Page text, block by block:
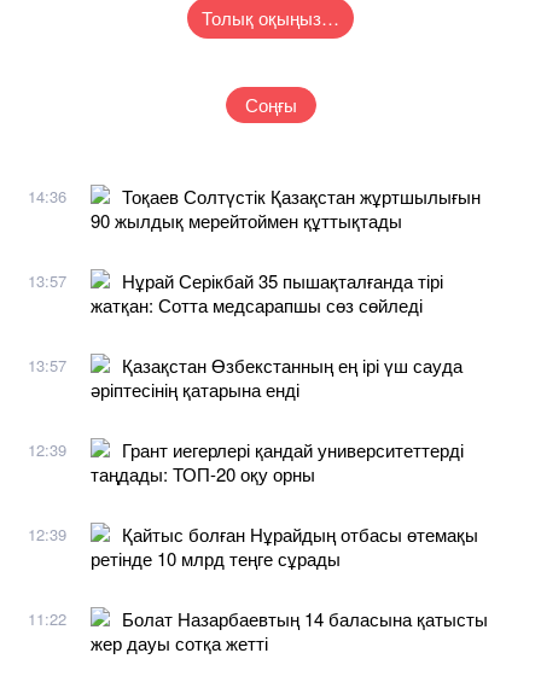
Толық оқыңыз…
Соңғы
14:36
Тоқаев Солтүстік Қазақстан жұртшылығын
90 жылдық мерейтоймен құттықтады
13:57
Нұрай Серікбай 35 пышақталғанда тірі
жатқан: Сотта медсарапшы сөз сөйледі
13:57
Қазақстан Өзбекстанның ең ірі үш сауда
әріптесінің қатарына енді
12:39
Грант иегерлері қандай университеттерді
таңдады: ТОП-20 оқу орны
12:39
Қайтыс болған Нұрайдың отбасы өтемақы
ретінде 10 млрд теңге сұрады
11:22
Болат Назарбаевтың 14 баласына қатысты
жер дауы сотқа жетті